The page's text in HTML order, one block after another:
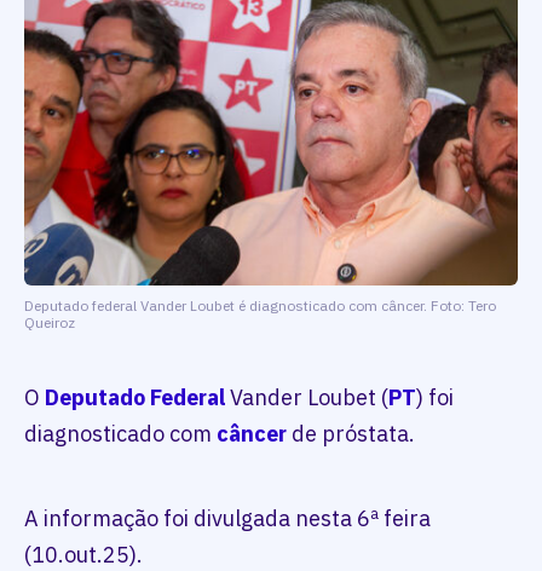
Deputado federal Vander Loubet é diagnosticado com câncer. Foto: Tero
Queiroz
O Deputado FederalVander Loubet (PT) foi
diagnosticado com câncer de próstata.
A informação foi divulgada nesta 6ª feira
(10.out.25).